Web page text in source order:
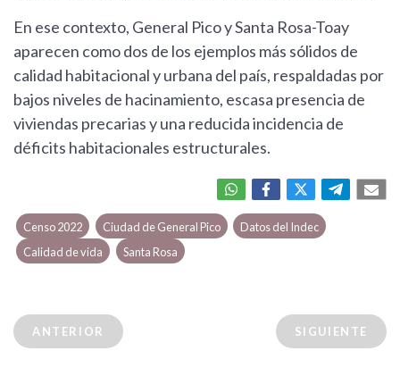
En ese contexto, General Pico y Santa Rosa-Toay
aparecen como dos de los ejemplos más sólidos de
calidad habitacional y urbana del país, respaldadas por
bajos niveles de hacinamiento, escasa presencia de
viviendas precarias y una reducida incidencia de
déficits habitacionales estructurales.
Censo 2022 Ciudad de General Pico
Datos del Indec
Calidad de vida
Santa Rosa
ANTERIOR SIGUIENTE